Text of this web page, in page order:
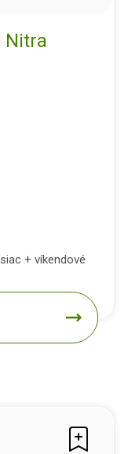
Nitra
+ víkendové